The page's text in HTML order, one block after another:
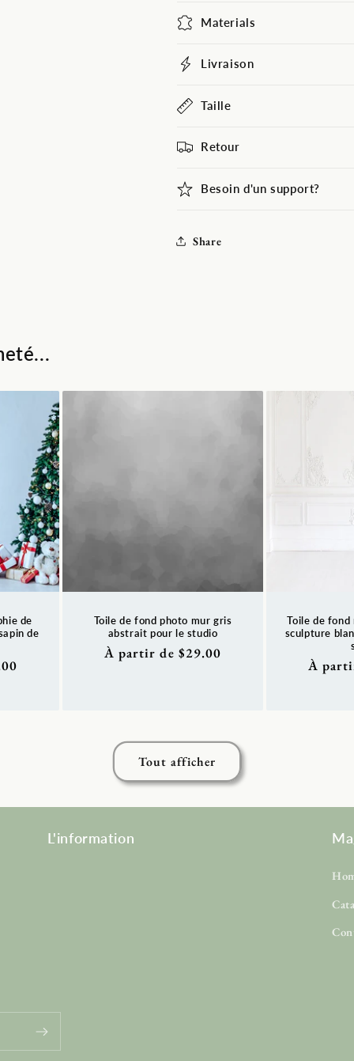
pour
photographie
Materials
Livraison
Taille
Retour
Besoin d'un support?
Share
de
de
Toile de fond photo mur gris
abstrait pour le studio
Prix
À partir de $29.00
Toile de fond
sculpture
Prix
À
Tout afficher
L'information